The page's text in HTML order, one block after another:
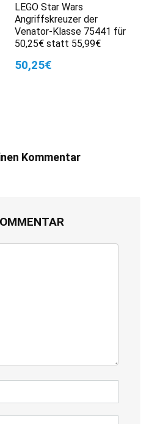
LEGO Star Wars
Angriffskreuzer der
Venator-Klasse 75441 für
50,25€ statt 55,99€
50,25€
Kommentar